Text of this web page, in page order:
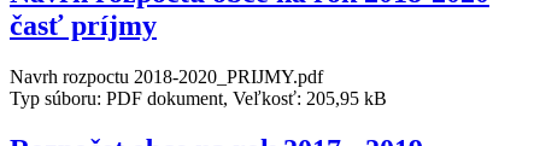
časť príjmy
Navrh rozpoctu 2018-2020_PRIJMY.pdf
Typ súboru: PDF dokument, Veľkosť: 205,95 kB